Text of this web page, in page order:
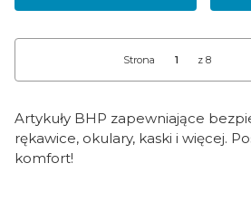
Strona z 8
Artykuły BHP zapewniające
rękawice, okulary, kaski i więcej.
komfort!